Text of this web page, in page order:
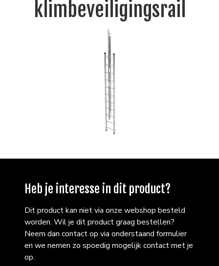
klimbeveiligingsrail
Heb je interesse in dit product?
Dit product kan niet via onze webshop besteld
worden. Wil je dit product graag bestellen?
Neem dan contact op via onderstaand formulier
en we nemen zo spoedig mogelijk contact met je
op.